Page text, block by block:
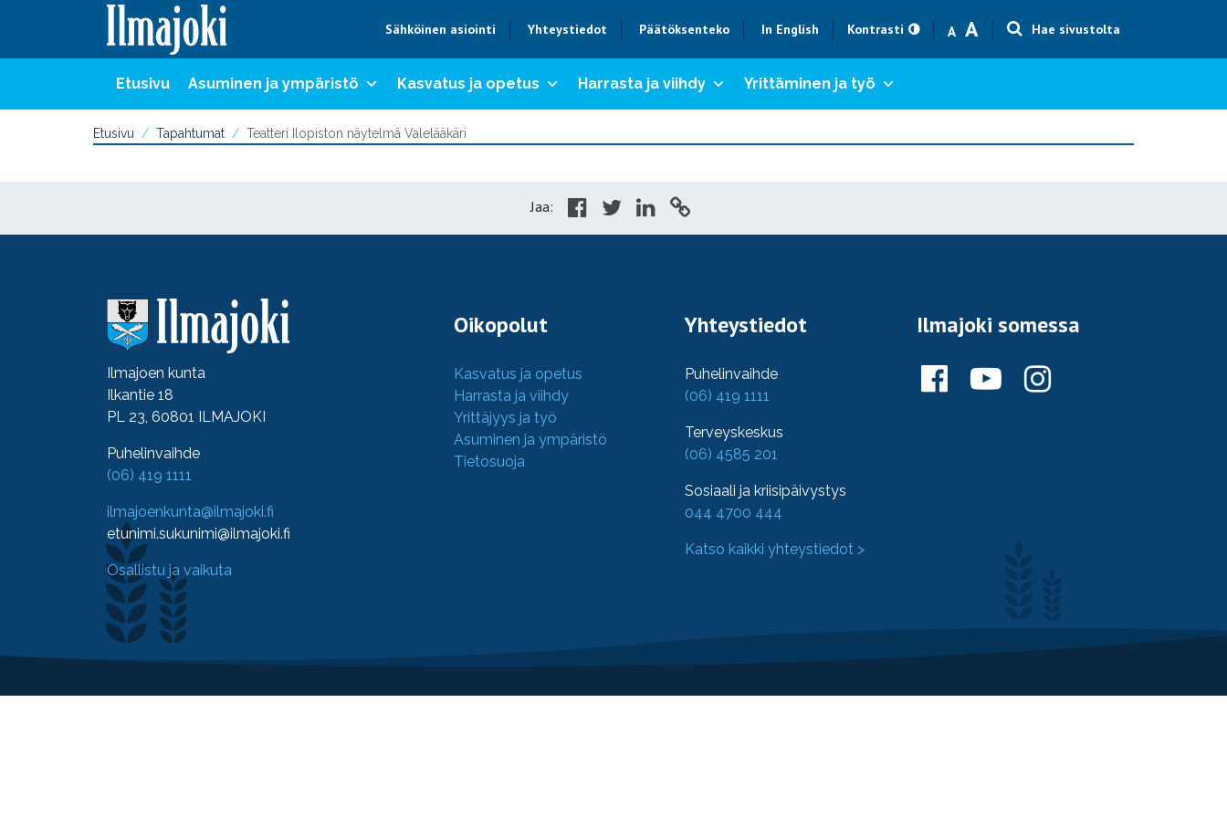
Sähköinen asiointi Yhteystiedot Päätöksenteko In English Kontrasti A
Text size smaller
AText size bigger
Hae sivustolta
Etusivu Asuminen ja ympäristö Kasvatus ja opetus Harrasta ja viihdy Yrittäminen ja työ
Etusivu Tapahtumat Teatteri Ilopiston näytelmä Valelääkäri
Jaa:
Ilmajoen kunta
Ilkantie 18
PL 23, 60801 ILMAJOKI
Puhelinvaihde
(06) 419 1111
ilmajoenkunta@ilmajoki.fi
etunimi.sukunimi@ilmajoki.fi
Osallistu ja vaikuta
Oikopolut
Kasvatus ja opetus
Harrasta ja viihdy
Yrittäjyys ja työ
Asuminen ja ympäristö
Tietosuoja
Yhteystiedot
Puhelinvaihde
(06) 419 1111
Terveyskeskus
(06) 4585 201
Sosiaali ja kriisipäivystys
044 4700 444
Katso kaikki yhteystiedot >
Ilmajoki somessa